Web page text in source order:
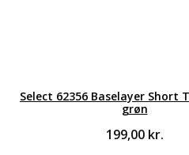
Select 62356 Baselayer Short
grøn
199,00 kr.